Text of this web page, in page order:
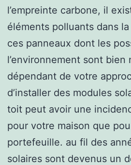
l’empreinte carbone, il
éléments polluants dans
ces panneaux dont les
l’environnement sont bien
dépendant de votre
d’installer des modules
toit peut avoir une
pour votre maison que
portefeuille. au fil des
solaires sont devenus un